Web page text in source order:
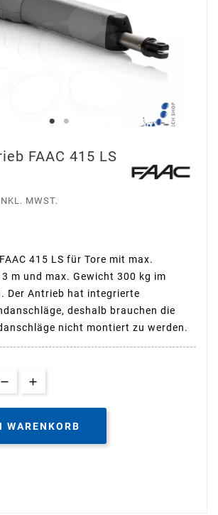
FAAC 415 LS
MWST.
415 LS für Tore mit max.
m und max. Gewicht 300 kg im
Der Antrieb hat integrierte
deshalb brauchen die
nicht montiert zu werden.
WARENKORB